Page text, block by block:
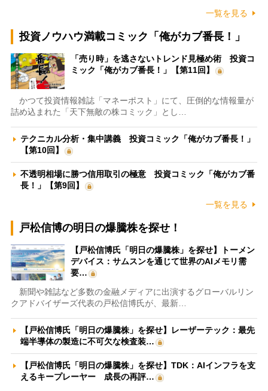
一覧を見る
投資ノウハウ満載コミック「俺がカブ番長！」
「売り時」を逃さないトレンド見極め術 投資コ
ミック「俺がカブ番長！」【第11回】
かつて投資情報雑誌「マネーポスト」にて、圧倒的な情報量が
詰め込まれた「天下無敵の株コミック」とし…
テクニカル分析・集中講義 投資コミック「俺がカブ番長！」
【第10回】
不透明相場に勝つ信用取引の極意 投資コミック「俺がカブ番
長！」【第9回】
一覧を見る
戸松信博の明日の爆騰株を探せ！
【戸松信博氏「明日の爆騰株」を探せ】トーメン
デバイス：サムスンを通じて世界のAIメモリ需
要…
新聞や雑誌など多数の金融メディアに出演するグローバルリン
クアドバイザーズ代表の戸松信博氏が、最新…
【戸松信博氏「明日の爆騰株」を探せ】レーザーテック：最先
端半導体の製造に不可欠な検査装…
【戸松信博氏「明日の爆騰株」を探せ】TDK：AIインフラを支
えるキープレーヤー 成長の再評…